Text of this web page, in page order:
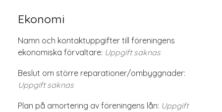
Ekonomi
Namn och kontaktuppgifter till föreningens
ekonomiska förvaltare: Uppgift saknas
Beslut om större reparationer/ombyggnader:
Uppgift saknas
Plan på amortering av föreningens lån: Uppgift